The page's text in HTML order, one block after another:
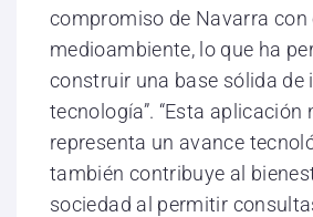
compromiso de Navarra con
medioambiente, lo que ha
construir una base sólida de
tecnología”. “Esta aplicación
representa un avance
también contribuye al
sociedad al permitir